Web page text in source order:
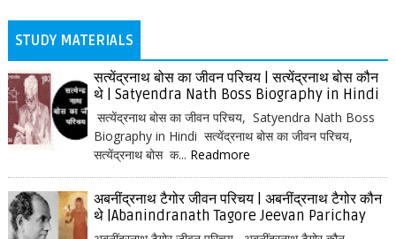
STUDY MATERIALS
सत्येंद्रनाथ बोस का जीवन परिचय | सत्येंद्रनाथ बोस कौन
थे | Satyendra Nath Boss Biography in Hindi
सत्येंद्रनाथ बोस का जीवन परिचय, Satyendra Nath Boss
Biography in Hindi सत्येंद्रनाथ बोस का जीवन परिचय,
सत्येंद्रनाथ बोस क... Readmore
अबनींद्रनाथ टैगोर जीवन परिचय | अबनींद्रनाथ टैगोर कौन
थे |Abanindranath Tagore Jeevan Parichay